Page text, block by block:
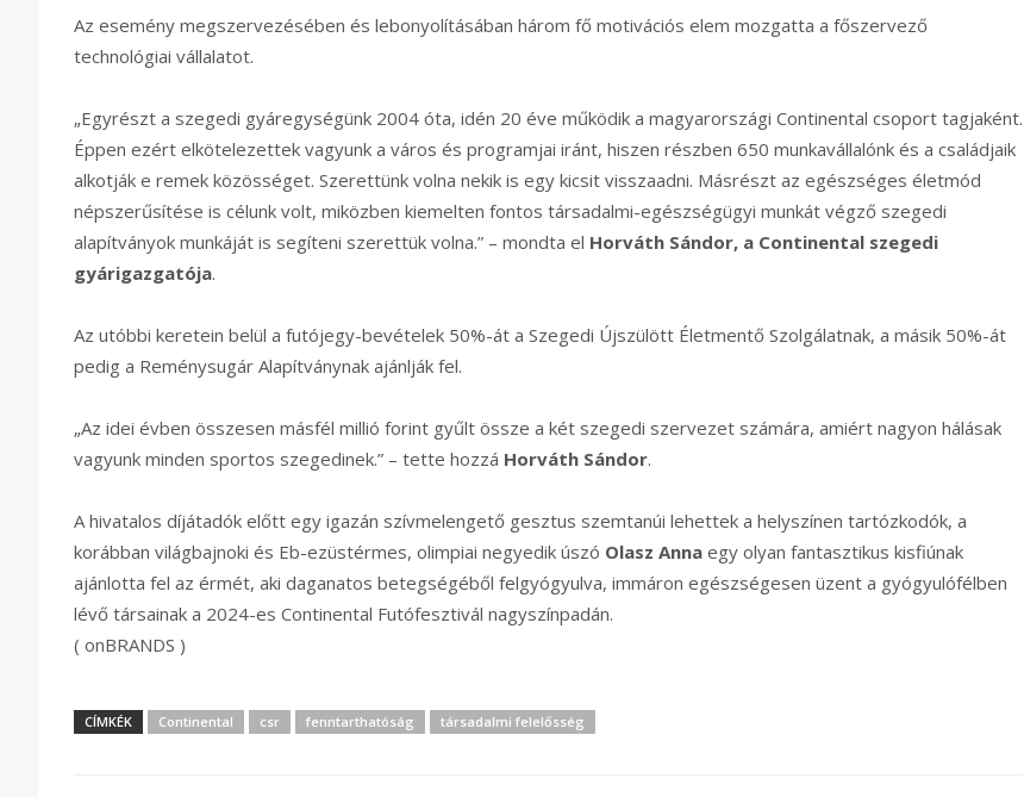
Az esemény megszervezésében és lebonyolításában három fő motivációs elem mozgatta a főszervező
technológiai vállalatot.
„Egyrészt a szegedi gyáregységünk 2004 óta, idén 20 éve működik a magyarországi Continental csoport tagjaként.
Éppen ezért elkötelezettek vagyunk a város és programjai iránt, hiszen részben 650 munkavállalónk és a családjaik
alkotják e remek közösséget. Szerettünk volna nekik is egy kicsit visszaadni. Másrészt az egészséges életmód
népszerűsítése is célunk volt, miközben kiemelten fontos társadalmi-egészségügyi munkát végző szegedi
alapítványok munkáját is segíteni szerettük volna.” – mondta el Horváth Sándor, a Continental szegedi
gyárigazgatója.
Az utóbbi keretein belül a futójegy-bevételek 50%-át a Szegedi Újszülött Életmentő Szolgálatnak, a másik 50%-át
pedig a Reménysugár Alapítványnak ajánlják fel.
„Az idei évben összesen másfél millió forint gyűlt össze a két szegedi szervezet számára, amiért nagyon hálásak
vagyunk minden sportos szegedinek.” – tette hozzá Horváth Sándor.
A hivatalos díjátadók előtt egy igazán szívmelengető gesztus szemtanúi lehettek a helyszínen tartózkodók, a
korábban világbajnoki és Eb-ezüstérmes, olimpiai negyedik úszó Olasz Anna egy olyan fantasztikus kisfiúnak
ajánlotta fel az érmét, aki daganatos betegségéből felgyógyulva, immáron egészségesen üzent a gyógyulófélben
lévő társainak a 2024-es Continental Futófesztivál nagyszínpadán.
( onBRANDS )
CÍMKÉK Continental csr fenntarthatóság társadalmi felelősség